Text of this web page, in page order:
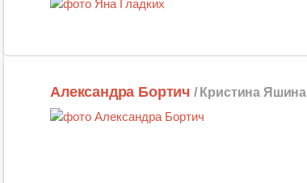
Александра Бортич / Кристина Яшина